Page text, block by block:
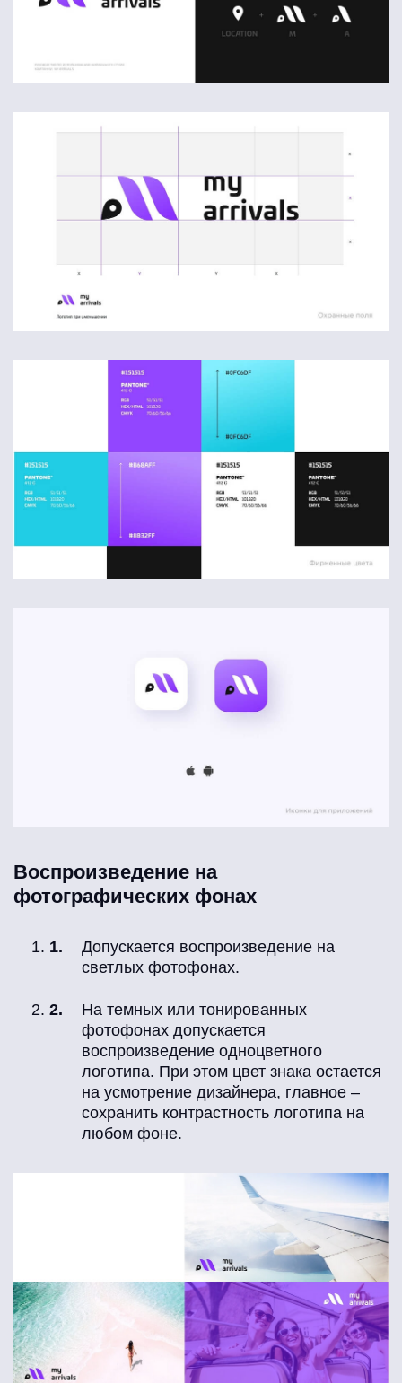
Воспроизведение на
фотографических фонах
Допускается воспроизведение на
светлых фотофонах.
На темных или тонированных
фотофонах допускается
воспроизведение одноцветного
логотипа. При этом цвет знака остается
на усмотрение дизайнера, главное –
сохранить контрастность логотипа на
любом фоне.